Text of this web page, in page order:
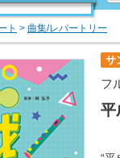
ト > 曲集/レパートリー
サ
フ
平